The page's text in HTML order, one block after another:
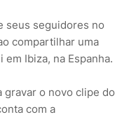
seus seguidores no
compartilhar uma
Ibiza, na Espanha.
gravar o novo clipe do
com a